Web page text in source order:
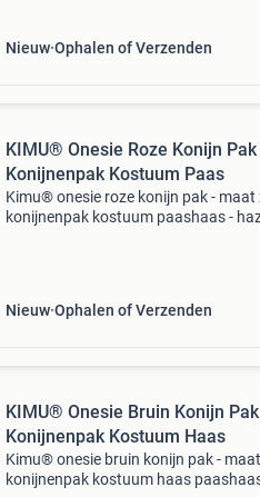
Nieuw Ophalen of Verzenden
KIMU® Onesie Roze Konijn Pak
Konijnenpak Kostuum Paas
Kimu® onesie roze konijn pak - maat
konijnenpak kostuum paashaas -
Nieuw Ophalen of Verzenden
KIMU® Onesie Bruin Konijn
Konijnenpak Kostuum Haas
Kimu® onesie bruin konijn pak -
konijnenpak kostuum haas